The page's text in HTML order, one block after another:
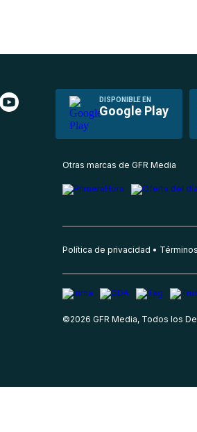
DISPONIBLE EN
Google Play
Otras marcas de GFR Media
Política de privacidad
©2026 GFR Media, Todos los